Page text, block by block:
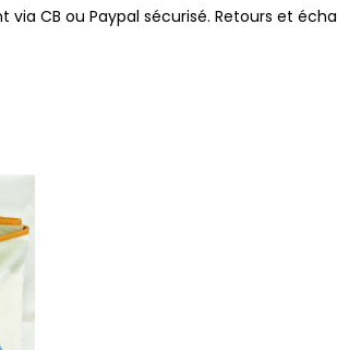
CB ou Paypal sécurisé. Retours et